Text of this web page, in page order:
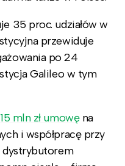
35 proc. udziałów w
przewiduje
po 24
Galileo w tym
mln zł umowęna
i współpracę przy
dystrybutorem